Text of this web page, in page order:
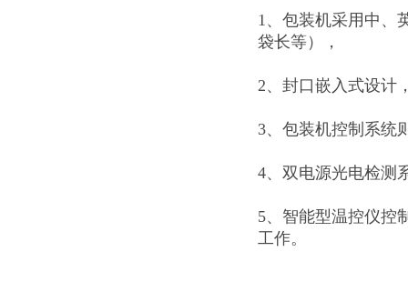
1、包装机采用中、
袋长等），
2、封口嵌入式设计
3、包装机控制系统
4、双电源光电检测
5、智能型温控仪控
工作。